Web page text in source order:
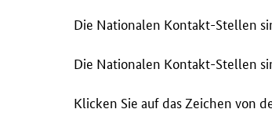
Die Nationalen Kontakt-Stellen
Die Nationalen Kontakt-Stellen
Klicken Sie auf das Zeichen von